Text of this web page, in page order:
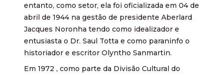
entanto, como setor, ela foi oficializada em 04 de
abril de 1944 na gestão de presidente Aberlard
Jacques Noronha tendo como idealizador e
entusiasta o Dr. Saul Totta e como paraninfo o
historiador e escritor Olyntho Sanmartin.
Em 1972 , como parte da Divisão Cultural do